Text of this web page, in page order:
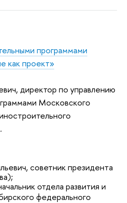
программами
как проект»
директор по управлению
Московского
советник президента
отдела развития и
федерального